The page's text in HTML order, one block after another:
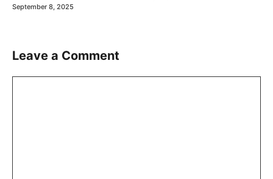
September 8, 2025
Leave a Comment